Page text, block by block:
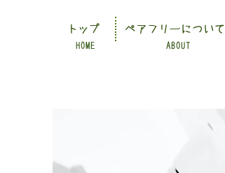
HOME ABOUT
トップ ペアフリーについて